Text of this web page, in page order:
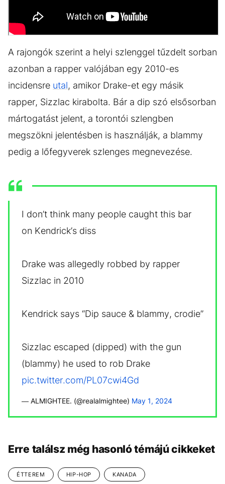
A rajongók szerint a helyi szlenggel tűzdelt sorban
azonban a rapper valójában egy 2010-es
incidensre utal, amikor Drake-et egy másik
rapper, Sizzlac kirabolta. Bár a dip szó elsősorban
mártogatást jelent, a torontói szlengben
megszökni jelentésben is használják, a blammy
pedig a lőfegyverek szlenges megnevezése.
I don’t think many people caught this bar
on Kendrick’s diss
Drake was allegedly robbed by rapper
Sizzlac in 2010
Kendrick says “Dip sauce & blammy, crodie”
Sizzlac escaped (dipped) with the gun
(blammy) he used to rob Drake
pic.twitter.com/PL07cwi4Gd
— ALMIGHTEE. (@realalmightee) May 1, 2024
Erre találsz még hasonló témájú cikkeket
ÉTTEREM HIP-HOP KANADA